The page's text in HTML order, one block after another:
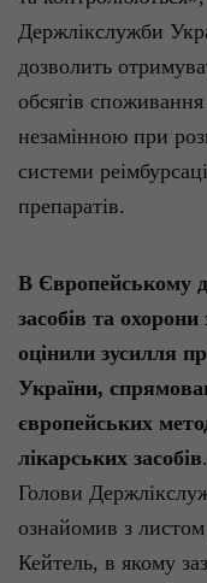
Держлікслужби
дозволить
обсягів споживання
незамінною при
системи
препаратів.
В Європейському
засобів та охорони
оцінили зусилля
України,
європейських
лікарських засобів.
Голови
ознайомив з
Кейтель, в якому